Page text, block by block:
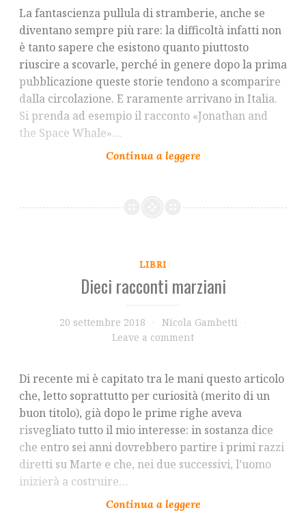
La fantascienza pullula di stramberie, anche se
diventano sempre più rare: la difficoltà infatti non
è tanto sapere che esistono quanto piuttosto
riuscire a scovarle, perché in genere dopo la prima
pubblicazione queste storie tendono a scomparire
dalla circolazione. E raramente arrivano in Italia.
Si prenda ad esempio il racconto «Jonathan and
the Space Whale»…
LIBRI
Dieci racconti marziani
20 settembre 2018
Nicola Gambetti
Leave a comment
Di recente mi è capitato tra le mani questo articolo
che, letto soprattutto per curiosità (merito di un
buon titolo), già dopo le prime righe aveva
risvegliato tutto il mio interesse: in sostanza dice
che entro sei anni dovrebbero partire i primi razzi
diretti su Marte e che, nei due successivi, l’uomo
inizierà a costruire…